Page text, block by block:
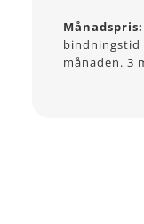
Månadspris:
bindningstid
månaden. 3